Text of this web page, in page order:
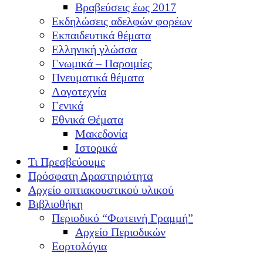
Βραβεύσεις έως 2017
Εκδηλώσεις αδελφών φορέων
Εκπαιδευτικά θέματα
Ελληνική γλώσσα
Γνωμικά – Παροιμίες
Πνευματικά θέματα
Λογοτεχνία
Γενικά
Εθνικά Θέματα
Μακεδονία
Ιστορικά
Τι Πρεσβεύουμε
Πρόσφατη Δραστηριότητα
Αρχείο οπτιακουστικού υλικού
Βιβλιοθήκη
Περιοδικό “Φωτεινή Γραμμή”
Αρχείο Περιοδικών
Εορτολόγια